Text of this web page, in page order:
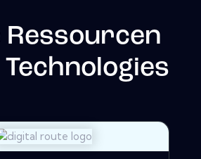
Ressourcen
Technologies